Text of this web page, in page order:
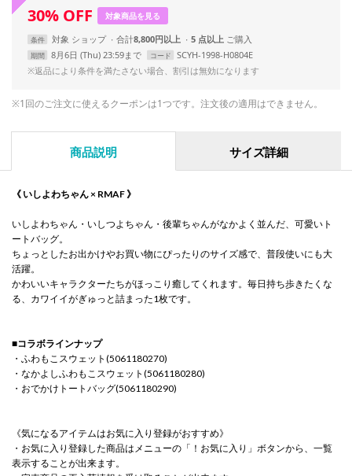
30% OFF 対象商品を見る
条件 対象 ショップ 合計8,800円以上 5 点以上
期間 8月6日 (Thu) 23:59まで コード
SCYH-1998-H0804E
※返品により条件を満たさない場合、割引は無効になります
※1回のご注文に使えるクーポンは1つです。注文後の適用はできません。
商品説明 サイズ詳細
《 いしよわちゃん × RMAF 》
いしよわちゃん・いしつよちゃん・後輩ちゃんがなかよく並んだ、可愛いト
ートバッグ。
ちょっとしたお出かけやお買い物にぴったりのサイズ感で、普段使いにも大
活躍。
かわいいキャラクターたちがほっこり癒してくれます。毎日持ち歩きたくな
る、カワイイがぎゅっと詰まった1枚です。
■コラボラインナップ
・ふわもこスウェット(5061180270)
・なかよしふわもこスウェット(5061180280)
・おでかけトートバッグ(5061180290)
《気になるアイテムはお気に入り登録がおすすめ》
・お気に入り登録した商品はメニューの「！お気に入り」ボタンから、一覧
表示することが出来ます。